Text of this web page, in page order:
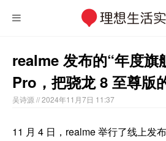
realme 发布的“年度旗
Pro，把骁龙 8 至尊版
吴诗源 // 2024年11月7日 11:37
11 月 4 日，realme 举行了线上发